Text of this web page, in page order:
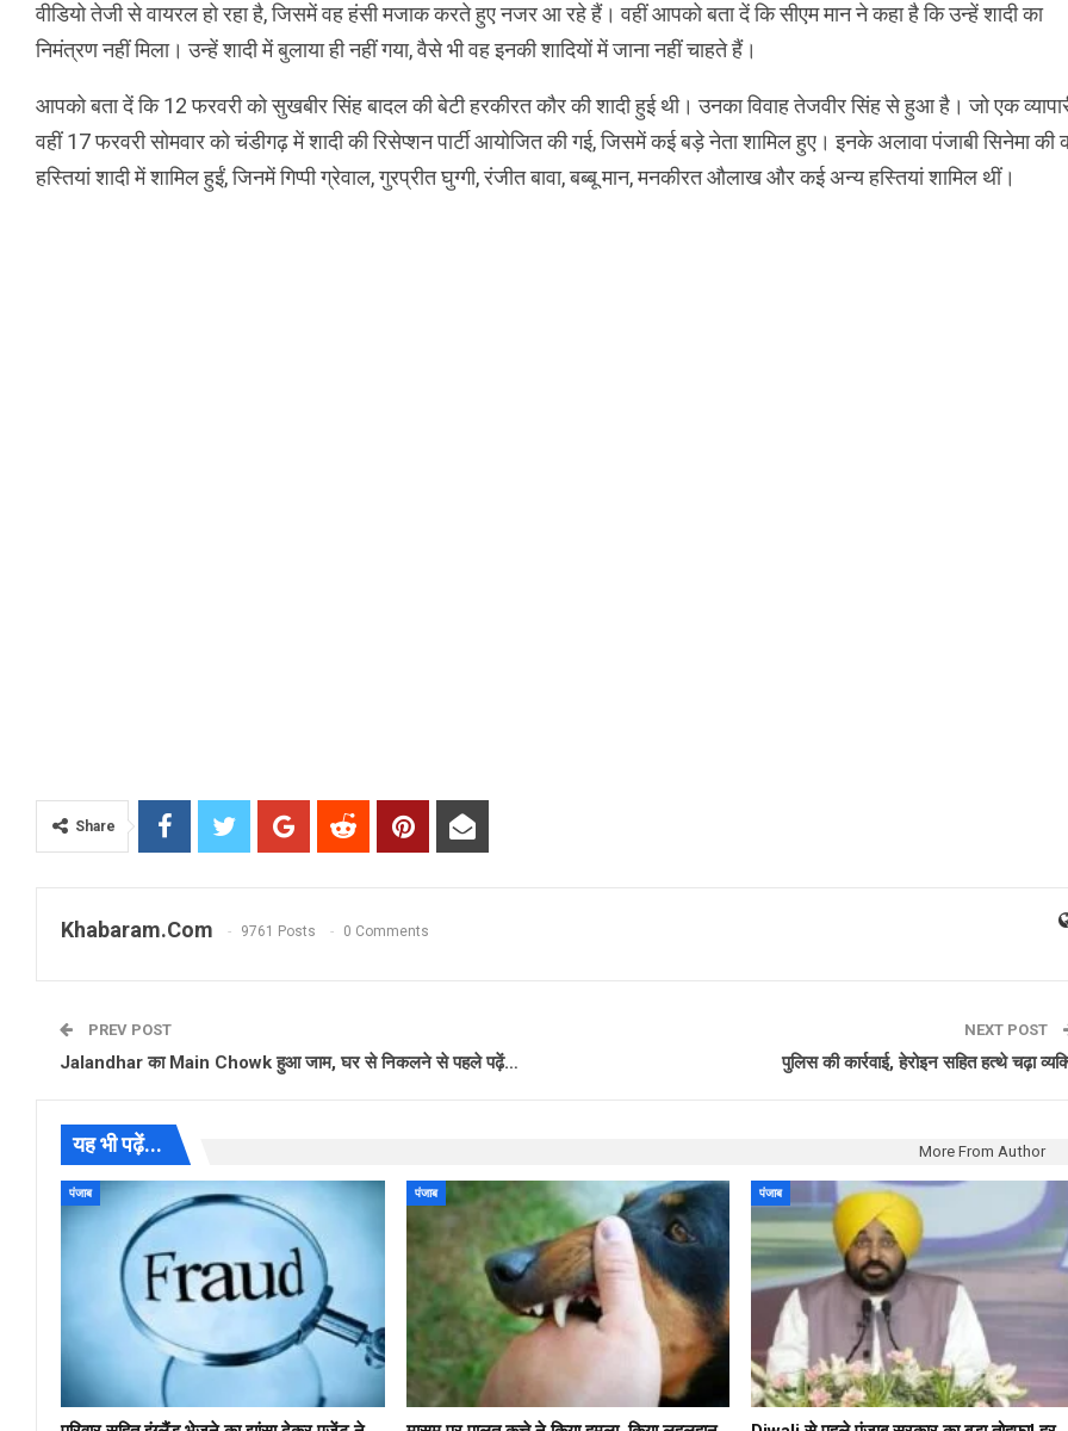
वीडियो तेजी से वायरल हो रहा है, जिसमें वह हंसी मजाक करते हुए नजर आ रहे हैं। वहीं आपको बता दें कि सीएम मान ने कहा है कि उन्हें शादी का
निमंत्रण नहीं मिला। उन्हें शादी में बुलाया ही नहीं गया, वैसे भी वह इनकी शादियों में जाना नहीं चाहते हैं।
आपको बता दें कि 12 फरवरी को सुखबीर सिंह बादल की बेटी हरकीरत कौर की शादी हुई थी। उनका विवाह तेजवीर सिंह से हुआ है। जो एक
वहीं 17 फरवरी सोमवार को चंडीगढ़ में शादी की रिसेप्शन पार्टी आयोजित की गई, जिसमें कई बड़े नेता शामिल हुए। इनके अलावा पंजाबी सिनेमा की
हस्तियां शादी में शामिल हुईं, जिनमें गिप्पी ग्रेवाल, गुरप्रीत घुग्गी, रंजीत बावा, बब्बू मान, मनकीरत औलाख और कई अन्य हस्तियां शामिल थीं।
Share
Khabaram.Com 9761 Posts 0 Comments
PREV POST
Jalandhar का Main Chowk हुआ जाम, घर से निकलने से पहले पढ़ें…
NEXT POST
पुलिस की कार्रवाई, हेरोइन सहित हत्थे चढ़ा
यह भी पढ़ें... More From Author
पंजाब पंजाब पंजाब